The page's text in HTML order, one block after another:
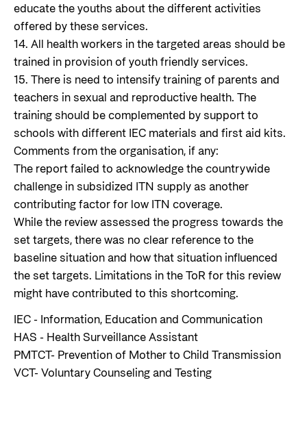
educate the youths about the different activities
offered by these services.
14. All health workers in the targeted areas should be
trained in provision of youth friendly services.
15. There is need to intensify training of parents and
teachers in sexual and reproductive health. The
training should be complemented by support to
schools with different IEC materials and first aid kits.
Comments from the organisation, if any:
The report failed to acknowledge the countrywide
challenge in subsidized ITN supply as another
contributing factor for low ITN coverage.
While the review assessed the progress towards the
set targets, there was no clear reference to the
baseline situation and how that situation influenced
the set targets. Limitations in the ToR for this review
might have contributed to this shortcoming.
IEC - Information, Education and Communication
HAS - Health Surveillance Assistant
PMTCT- Prevention of Mother to Child Transmission
VCT- Voluntary Counseling and Testing